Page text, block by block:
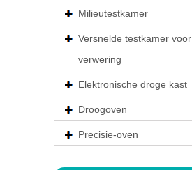
Milieutestkamer
Versnelde testkamer voor
verwering
Elektronische droge kast
Droogoven
Precisie-oven